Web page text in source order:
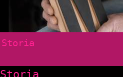
Storia
Storia